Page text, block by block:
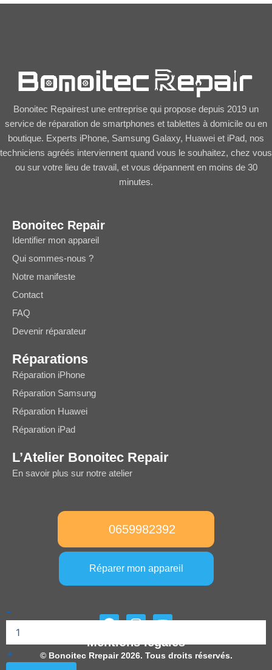
-
de
Écran
de
remplacement
+
Bonoitec Repairest une entreprise qui propose depuis 2019 un
service de réparation de smartphones et tablettes à domicile ou en
boutique. Experts iPhone, Samsung Galaxy, Huawei et iPad, nos
techniciens agréés interviennent quand vous le souhaitez, chez vous
ou sur votre lieu de travail, et vous dépannent en moins de 30
minutes.
Bonoitec Repair
Identifier mon appareil
Qui sommes-nous ?
Notre manifeste
Contact
FAQ
Devenir réparateur
Réparations
Réparation iPhone
Réparation Samsung
Réparation Huawei
Réparation iPad
L’Atelier Bonoitec Repair
En savoir plus sur notre atelier
0659982392
Réparer mon appareil
F
c
e
I
s
t
Y
u
t
Mentions légales
© Bonoitec Rrepair 2026. Tous droits réservés.